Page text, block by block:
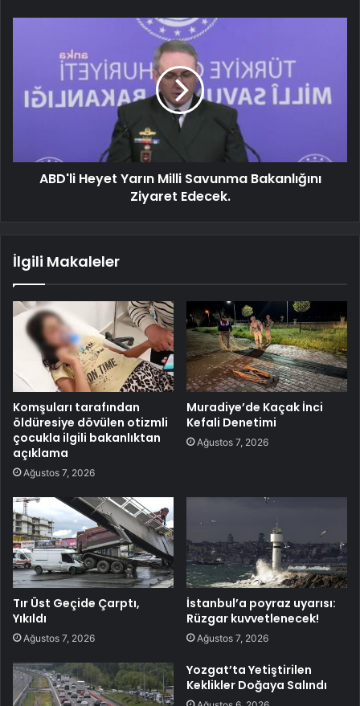
ABD'li Heyet Yarın Milli Savunma Bakanlığını
Ziyaret Edecek.
İlgili Makaleler
Komşuları tarafından
öldüresiye dövülen otizmli
çocukla ilgili bakanlıktan
açıklama
Ağustos 7, 2026
Muradiye’de Kaçak İnci
Kefali Denetimi
Ağustos 7, 2026
Tır Üst Geçide Çarptı,
Yıkıldı
Ağustos 7, 2026
İstanbul’a poyraz uyarısı:
Rüzgar kuvvetlenecek!
Ağustos 7, 2026
Yozgat’ta Yetiştirilen
Keklikler Doğaya Salındı